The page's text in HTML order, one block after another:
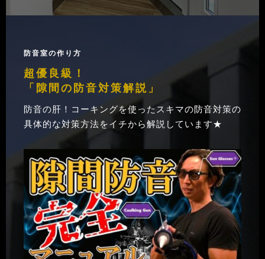
防音室の作り方
超優良級！
「隙間の防音対策解説」
防音の肝！コーキングを使ったスキマの防音対策の
具体的な対策方法をイチから解説しています★